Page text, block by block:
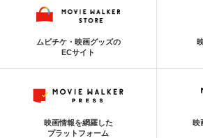
ムビチケ・映画グッズの
ECサイト
映画情報を網羅した
プラットフォーム
映